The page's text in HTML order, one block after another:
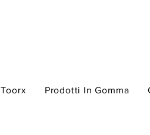
Toorx Prodotti In Gomma